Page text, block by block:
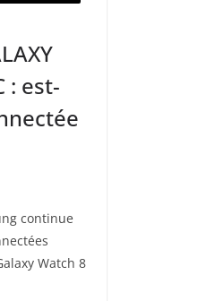
: est-
continue
Watch 8